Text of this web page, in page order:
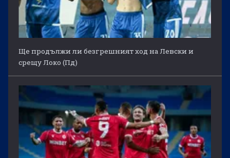
Ще продължи ли безгрешният ход на Левски и
срещу Локо (Пд)